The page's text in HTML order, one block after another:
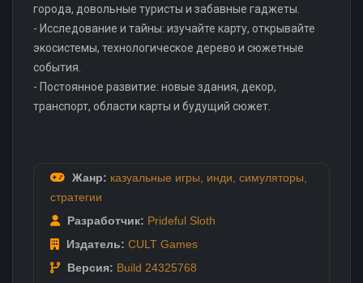
города, довольные туристы и забавные гаджеты.
- Исследование и тайны: изучайте карту, открывайте
экосистемы, технологическое дерево и сюжетные
события.
- Постоянное развитие: новые здания, декор,
транспорт, области карты и будущий сюжет.
Жанр: казуальные игры инди симуляторы
стратегии
Разработчик: Prideful Sloth
Издатель: CULT Games
Версия: Build 24325768